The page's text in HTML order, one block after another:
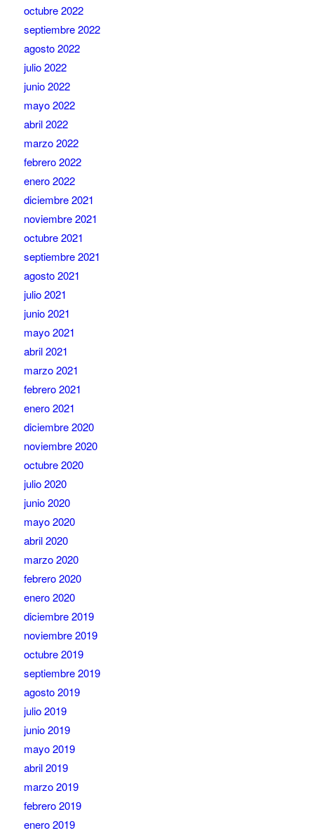
octubre 2022
septiembre 2022
agosto 2022
julio 2022
junio 2022
mayo 2022
abril 2022
marzo 2022
febrero 2022
enero 2022
diciembre 2021
noviembre 2021
octubre 2021
septiembre 2021
agosto 2021
julio 2021
junio 2021
mayo 2021
abril 2021
marzo 2021
febrero 2021
enero 2021
diciembre 2020
noviembre 2020
octubre 2020
julio 2020
junio 2020
mayo 2020
abril 2020
marzo 2020
febrero 2020
enero 2020
diciembre 2019
noviembre 2019
octubre 2019
septiembre 2019
agosto 2019
julio 2019
junio 2019
mayo 2019
abril 2019
marzo 2019
febrero 2019
enero 2019